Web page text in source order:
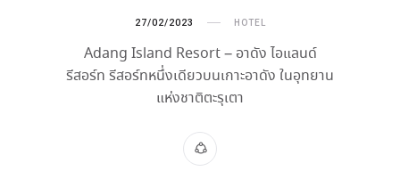
27/02/2023 HOTEL
Adang Island Resort – อาดัง ไอแลนด์
รีสอร์ท รีสอร์ทหนึ่งเดียวบนเกาะอาดัง ในอุทยาน
แห่งชาติตะรุเตา